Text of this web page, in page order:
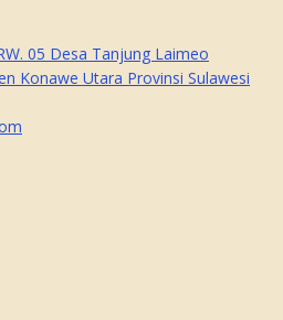
05 Desa Tanjung Laimeo
Konawe Utara Provinsi Sulawesi